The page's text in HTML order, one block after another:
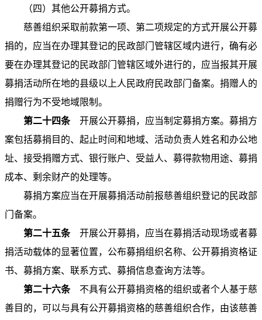
（四）其他公开募捐方式。
慈善组织采取前款第一项、第二项规定的方式开展公开募
捐的，应当在办理其登记的民政部门管辖区域内进行，确有必
要在办理其登记的民政部门管辖区域外进行的，应当报其开展
募捐活动所在地的县级以上人民政府民政部门备案。捐赠人的
捐赠行为不受地域限制。
第二十四条开展公开募捐，应当制定募捐方案。募捐方
案包括募捐目的、起止时间和地域、活动负责人姓名和办公地
址、接受捐赠方式、银行账户、受益人、募得款物用途、募捐
成本、剩余财产的处理等。
募捐方案应当在开展募捐活动前报慈善组织登记的民政部
门备案。
第二十五条开展公开募捐，应当在募捐活动现场或者募
捐活动载体的显著位置，公布募捐组织名称、公开募捐资格证
书、募捐方案、联系方式、募捐信息查询方法等。
第二十六条不具有公开募捐资格的组织或者个人基于慈
善目的，可以与具有公开募捐资格的慈善组织合作，由该慈善